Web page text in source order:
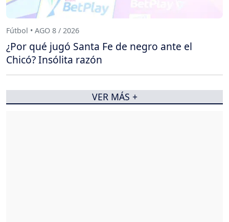
Fútbol • AGO 8 / 2026
¿Por qué jugó Santa Fe de negro ante el
Chicó? Insólita razón
VER MÁS +